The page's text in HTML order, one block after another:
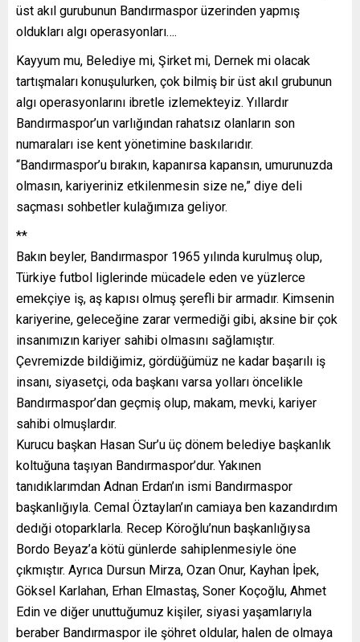
üst akıl gurubunun Bandırmaspor üzerinden yapmış
oldukları algı operasyonları….
Kayyum mu, Belediye mi, Şirket mi, Dernek mi olacak
tartışmaları konuşulurken, çok bilmiş bir üst akıl grubunun
algı operasyonlarını ibretle izlemekteyiz. Yıllardır
Bandırmaspor’un varlığından rahatsız olanların son
numaraları ise kent yönetimine baskılarıdır.
“Bandırmaspor’u bırakın, kapanırsa kapansın, umurunuzda
olmasın, kariyeriniz etkilenmesin size ne,” diye deli
saçması sohbetler kulağımıza geliyor.
**
Bakın beyler, Bandırmaspor 1965 yılında kurulmuş olup,
Türkiye futbol liglerinde mücadele eden ve yüzlerce
emekçiye iş, aş kapısı olmuş şerefli bir armadır. Kimsenin
kariyerine, geleceğine zarar vermediği gibi, aksine bir çok
insanımızın kariyer sahibi olmasını sağlamıştır.
Çevremizde bildiğimiz, gördüğümüz ne kadar başarılı iş
insanı, siyasetçi, oda başkanı varsa yolları öncelikle
Bandırmaspor’dan geçmiş olup, makam, mevki, kariyer
sahibi olmuşlardır.
Kurucu başkan Hasan Sur’u üç dönem belediye başkanlık
koltuğuna taşıyan Bandırmaspor’dur. Yakınen
tanıdıklarımdan Adnan Erdan’ın ismi Bandırmaspor
başkanlığıyla. Cemal Öztaylan’ın camiaya ben kazandırdım
dedıği otoparklarla. Recep Köroğlu’nun başkanlığıysa
Bordo Beyaz’a kötü günlerde sahiplenmesiyle öne
çıkmıştır. Ayrıca Dursun Mirza, Ozan Onur, Kayhan İpek,
Göksel Karlahan, Erhan Elmastaş, Soner Koçoğlu, Ahmet
Edin ve diğer unuttuğumuz kişiler, siyasi yaşamlarıyla
beraber Bandırmaspor ile şöhret oldular, halen de olmaya